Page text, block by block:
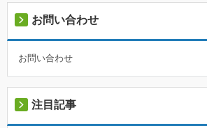
お問い合わせ
お問い合わせ
注目記事